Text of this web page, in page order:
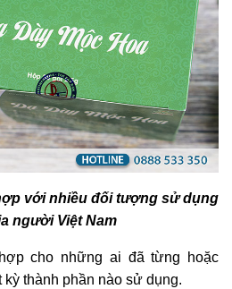
với nhiều đối tượng sử dụng
người Việt Nam
cho những ai đã từng hoặc
thành phần nào sử dụng.